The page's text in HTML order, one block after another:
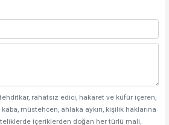
rahatsız edici, hakaret ve küfür içeren,
kaba, müstehcen, ahlaka aykırı, kişilik haklarına
içeriklerden doğan her türlü mali,